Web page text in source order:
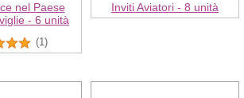
nel Paese
- 6 unità
(1)
Inviti Aviatori - 8 unità